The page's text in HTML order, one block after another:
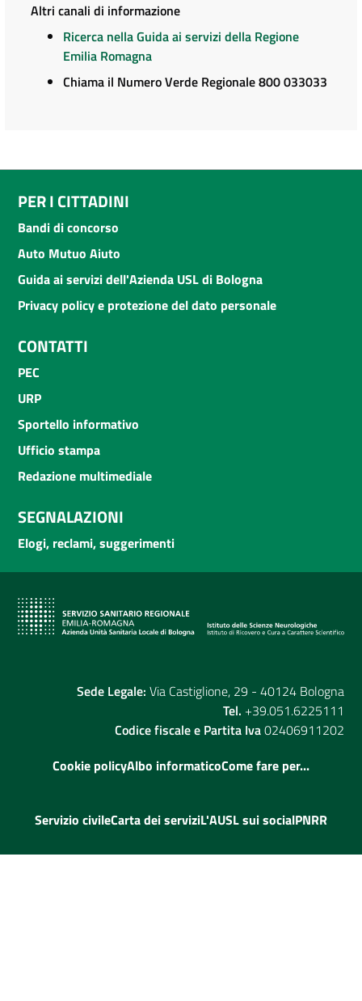
Altri canali di informazione
Ricerca nella Guida ai servizi della Regione
Emilia Romagna
Chiama il Numero Verde Regionale 800 033033
PER I CITTADINI
Bandi di concorso
Auto Mutuo Aiuto
Guida ai servizi dell'Azienda USL di Bologna
Privacy policy e protezione del dato personale
CONTATTI
PEC
URP
Sportello informativo
Ufficio stampa
Redazione multimediale
SEGNALAZIONI
Elogi, reclami, suggerimenti
Sede Legale: Via Castiglione, 29 - 40124 Bologna
Tel. +39.051.6225111
Codice fiscale e Partita Iva02406911202
Cookie policyAlbo informaticoCome fare per...
Servizio civileCarta dei serviziL'AUSL sui socialPNRR